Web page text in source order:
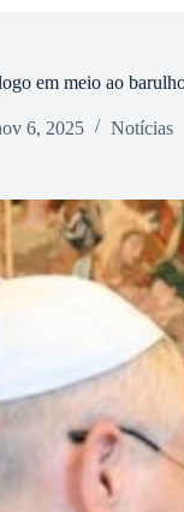
em meio ao
6, 2025 Notícias